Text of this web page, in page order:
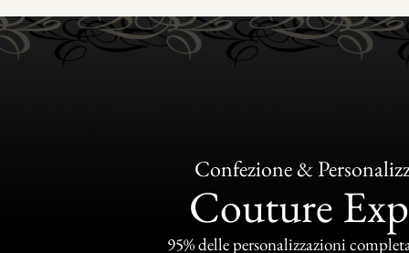
Confezione &
Couture
95% delle personalizzazioni